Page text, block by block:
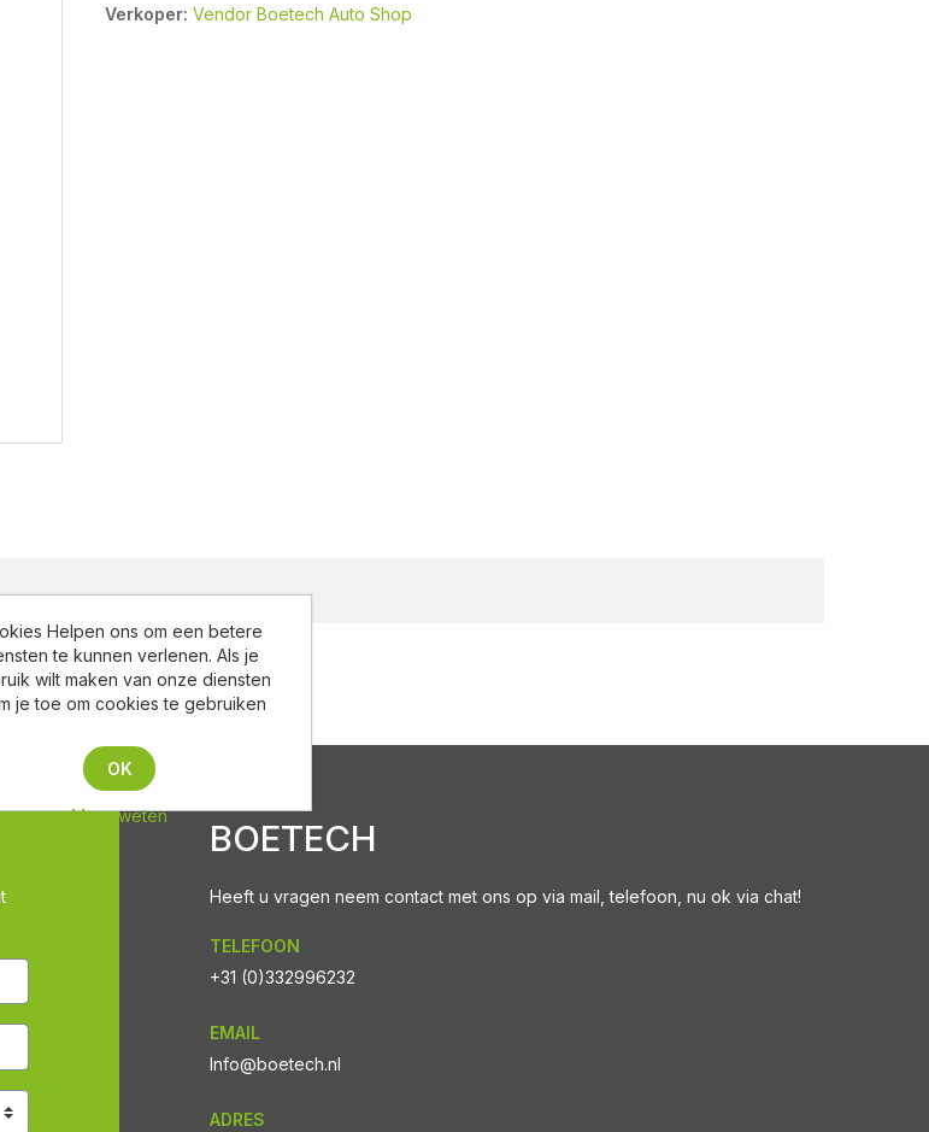
Verkoper: Vendor Boetech Auto Shop
BOETECH
Heeft u vragen neem contact met ons op via mail, telefoon, nu ok via chat!
TELEFOON
+31 (0)332996232
EMAIL
Info@boetech.nl
ADRES
Helpen ons om een betere
te kunnen verlenen. Als je
wilt maken van onze diensten
je toe om cookies te gebruiken
OK
Meer weten